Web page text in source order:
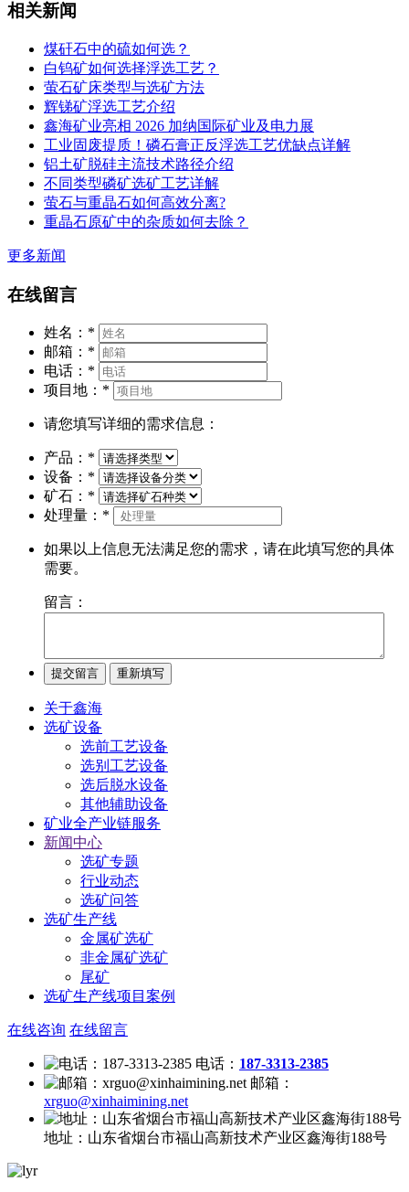
相关新闻
煤矸石中的硫如何选？
白钨矿如何选择浮选工艺？
萤石矿床类型与选矿方法
辉锑矿浮选工艺介绍
鑫海矿业亮相 2026 加纳国际矿业及电力展
工业固废提质！磷石膏正反浮选工艺优缺点详解
铝土矿脱硅主流技术路径介绍
不同类型磷矿选矿工艺详解
萤石与重晶石如何高效分离?
重晶石原矿中的杂质如何去除？
更多新闻
在线留言
姓名： *
邮箱： *
电话： *
项目地： *
请您填写详细的需求信息：
产品： *
设备： *
矿石： *
处理量： *
如果以上信息无法满足您的需求，请在此填写您的具体
需要。
留言：
关于鑫海
选矿设备
选前工艺设备
选别工艺设备
选后脱水设备
其他辅助设备
矿业全产业链服务
新闻中心
选矿专题
行业动态
选矿问答
选矿生产线
金属矿选矿
非金属矿选矿
尾矿
选矿生产线项目案例
在线咨询 在线留言
电话： 187-3313-2385
邮箱：
xrguo@xinhaimining.net
地址： 山东省烟台市福山高新技术产业区鑫海街188号